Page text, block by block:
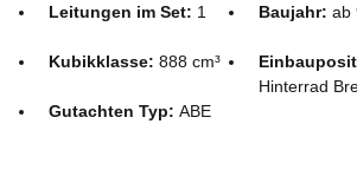
Leitungen im Set: 1 Baujahr: ab
Kubikklasse: 888 cm³
Hinterrad
Gutachten Typ: ABE